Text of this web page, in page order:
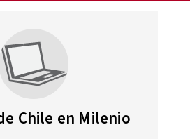
Chile en Milenio